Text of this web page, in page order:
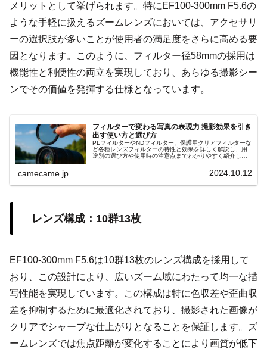
メリットとして挙げられます。特にEF100-300mm F5.6の
ような手軽に扱えるズームレンズにおいては、アクセサリ
ーの選択肢が多いことが使用者の満足度をさらに高める要
因となります。このように、フィルター径58mmの採用は
機能性と利便性の両立を実現しており、あらゆる撮影シー
ンでその価値を発揮する仕様となっています。
フィルターで変わる写真の表現力 撮影効果を引き
出す使い方と選び方
PLフィルターやNDフィルター、保護用クリアフィルターな
ど各種レンズフィルターの特性と効果を詳しく解説し、用
途別の選び方や使用時の注意点までわかりやすく紹介しま
camecame.jp 2024.10.12
レンズ構成：10群13枚
EF100-300mm F5.6は10群13枚のレンズ構成を採用して
おり、この設計により、広いズーム域にわたって均一な描
写性能を実現しています。この構成は特に色収差や歪曲収
差を抑制するために最適化されており、撮影された画像が
クリアでシャープな仕上がりとなることを保証します。ズ
ームレンズでは焦点距離が変化することにより画質が低下